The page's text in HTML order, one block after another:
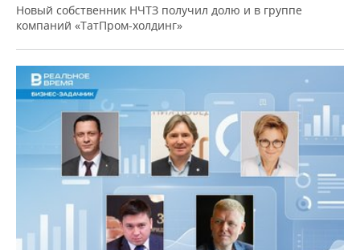
Новый собственник НЧТЗ получил долю и в группе
компаний «ТатПром-холдинг»